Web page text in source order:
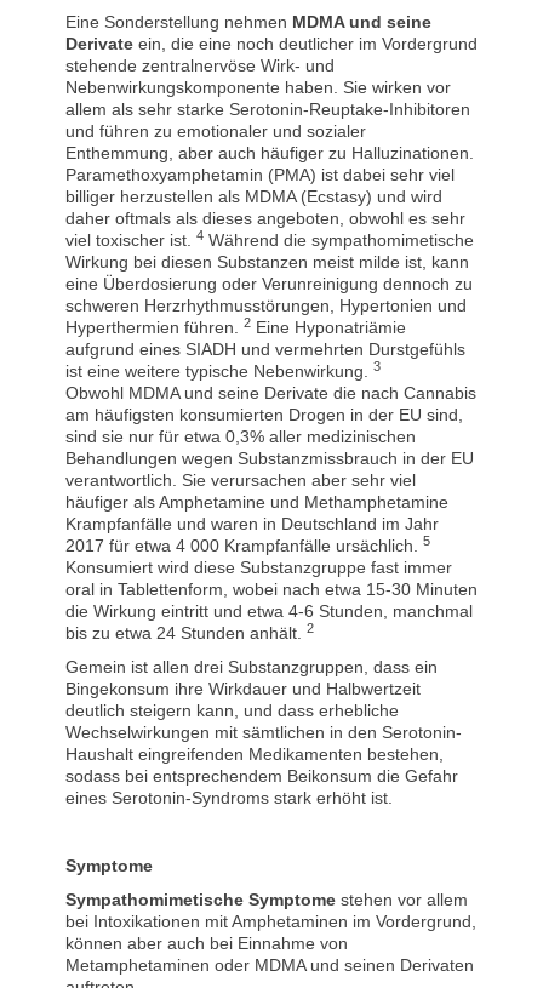
Eine Sonderstellung nehmen MDMA und seine
Derivate ein, die eine noch deutlicher im Vordergrund
stehende zentralnervöse Wirk- und
Nebenwirkungskomponente haben. Sie wirken vor
allem als sehr starke Serotonin-Reuptake-Inhibitoren
und führen zu emotionaler und sozialer
Enthemmung, aber auch häufiger zu Halluzinationen.
Paramethoxyamphetamin (PMA) ist dabei sehr viel
billiger herzustellen als MDMA (Ecstasy) und wird
daher oftmals als dieses angeboten, obwohl es sehr
viel toxischer ist. 4 Während die sympathomimetische
Wirkung bei diesen Substanzen meist milde ist, kann
eine Überdosierung oder Verunreinigung dennoch zu
schweren Herzrhythmusstörungen, Hypertonien und
Hyperthermien führen. 2 Eine Hyponatriämie
aufgrund eines SIADH und vermehrten Durstgefühls
ist eine weitere typische Nebenwirkung. 3
Obwohl MDMA und seine Derivate die nach Cannabis
am häufigsten konsumierten Drogen in der EU sind,
sind sie nur für etwa 0,3% aller medizinischen
Behandlungen wegen Substanzmissbrauch in der EU
verantwortlich. Sie verursachen aber sehr viel
häufiger als Amphetamine und Methamphetamine
Krampfanfälle und waren in Deutschland im Jahr
2017 für etwa 4 000 Krampfanfälle ursächlich. 5
Konsumiert wird diese Substanzgruppe fast immer
oral in Tablettenform, wobei nach etwa 15-30 Minuten
die Wirkung eintritt und etwa 4-6 Stunden, manchmal
bis zu etwa 24 Stunden anhält. 2
Gemein ist allen drei Substanzgruppen, dass ein
Bingekonsum ihre Wirkdauer und Halbwertzeit
deutlich steigern kann, und dass erhebliche
Wechselwirkungen mit sämtlichen in den Serotonin-
Haushalt eingreifenden Medikamenten bestehen,
sodass bei entsprechendem Beikonsum die Gefahr
eines Serotonin-Syndroms stark erhöht ist.
Symptome
Sympathomimetische Symptome stehen vor allem
bei Intoxikationen mit Amphetaminen im Vordergrund,
können aber auch bei Einnahme von
Metamphetaminen oder MDMA und seinen Derivaten